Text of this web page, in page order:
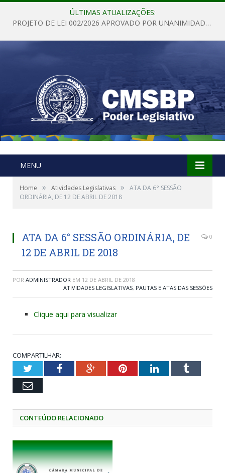
ÚLTIMAS ATUALIZAÇÕES:
PROJETO DE LEI 002/2026 APROVADO POR UNANIMIDADE EM SESSÃO ORDINÁRIA NESTA QUINTA – FEIRA 28 DE MAIO DE 2026
MENU
Home » Atividades Legislativas »
ATA DA 6° SESSÃO
ORDINÁRIA, DE 12 DE ABRIL DE 2018
ATA DA 6° SESSÃO ORDINÁRIA, DE
12 DE ABRIL DE 2018
0
POR ADMINISTRADOR EM 12 DE ABRIL DE 2018
ATIVIDADES LEGISLATIVAS, PAUTAS E ATAS DAS SESSÕES
Clique aqui para visualizar
COMPARTILHAR:
TwitterFacebookGoogle+PinterestLinkedInTumblr
Email
CONTEÚDO RELACIONADO